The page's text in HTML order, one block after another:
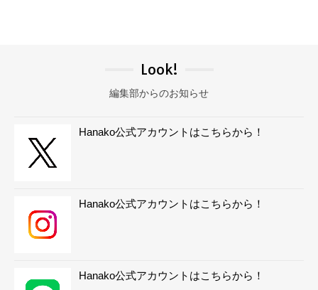
Look!
編集部からのお知らせ
Hanako公式アカウントはこちらから！
Hanako公式アカウントはこちらから！
Hanako公式アカウントはこちらから！